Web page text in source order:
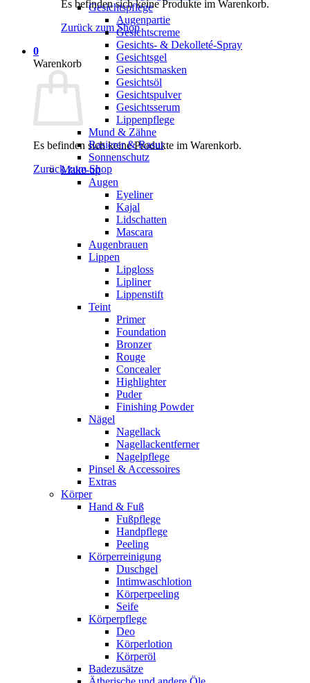
Es befinden sich keine Produkte im Warenkorb.
Zurück zum Shop
0
Warenkorb
Es befinden sich keine Produkte im Warenkorb.
Zurück zum Shop
Gesichtspflege
Augenpartie
Gesichtscreme
Gesichts- & Dekolleté-Spray
Gesichtsgel
Gesichtsmasken
Gesichtsöl
Gesichtspulver
Gesichtsserum
Lippenpflege
Mund & Zähne
Rasierer & Rasur
Sonnenschutz
Make-up
Augen
Eyeliner
Kajal
Lidschatten
Mascara
Augenbrauen
Lippen
Lipgloss
Lipliner
Lippenstift
Teint
Primer
Foundation
Bronzer
Rouge
Concealer
Highlighter
Puder
Finishing Powder
Nägel
Nagellack
Nagellackentferner
Nagelpflege
Pinsel & Accessoires
Extras
Körper
Hand & Fuß
Fußpflege
Handpflege
Peeling
Körperreinigung
Duschgel
Intimwaschlotion
Körperpeeling
Seife
Körperpflege
Deo
Körperlotion
Körperöl
Badezusätze